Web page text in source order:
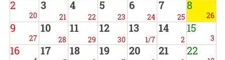
2
20
3
21
4
22
5
23
6
24
7
25
8
26
9
27
10
28
11
29
12
30
13
1/7
14
2
15
3
16 17 18 19 20 21 22